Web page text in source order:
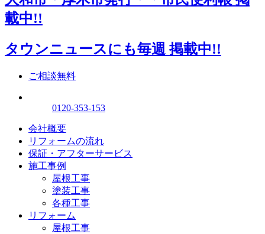
載中!!
タウンニュースにも毎週 掲載中!!
ご相談無料
0120-353-153
会社概要
リフォームの流れ
保証・アフターサービス
施工事例
屋根工事
塗装工事
各種工事
リフォーム
屋根工事